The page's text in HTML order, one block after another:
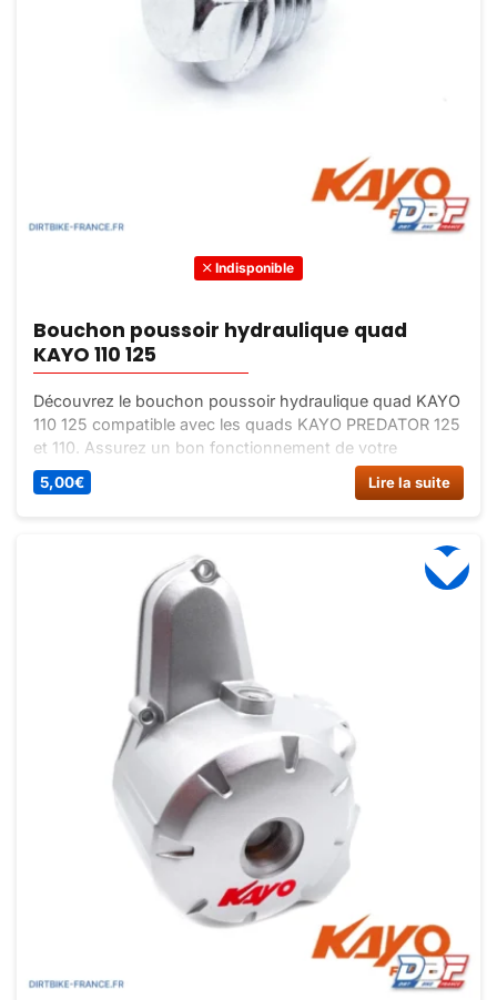
Indisponible
Bouchon poussoir hydraulique quad
KAYO 110 125
Découvrez le bouchon poussoir hydraulique quad KAYO
110 125 compatible avec les quads KAYO PREDATOR 125
et 110. Assurez un bon fonctionnement de votre
système hydraulique pour des performances optimales.
5,00€ Lire la suite